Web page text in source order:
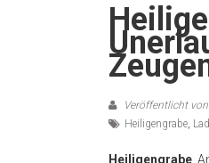
Veröffentlicht
Heiligengrabe,
Heiligengrabe .